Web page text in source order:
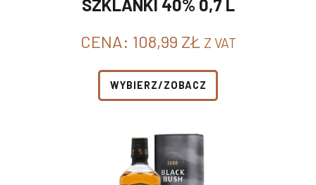
SZKLANKI 40% 0,7 L
CENA: 108,99 ZŁ Z VAT
WYBIERZ/ZOBACZ